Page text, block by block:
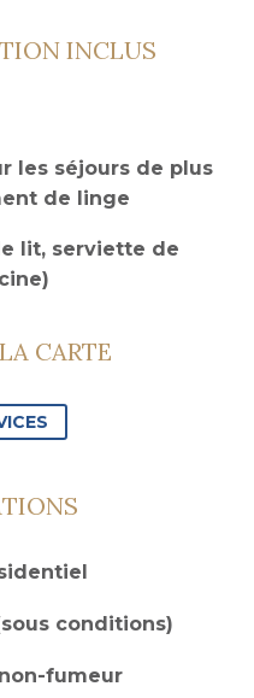
INCLUS
les séjours de plus
de linge
lit, serviette de
CARTE
conditions)
fumeur